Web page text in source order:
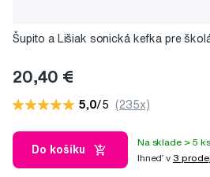
Šupito a Lišiak sonická kefka pre
20,40 €
5,0/5 (235x)
Do košíku
Na sklade > 5 ks
Ihneď v 3